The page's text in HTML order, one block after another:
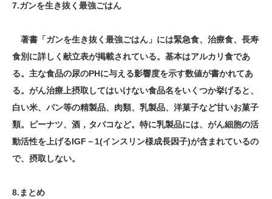
7.ガンを生き抜く最強ごはん
著書「ガンを生き抜く最強ごはん」には緊急食、治療食、長寿
食別に詳しく献立表が掲載されている。基本はアルカリ食であ
る。主な食品の尿のPHに与える影響度を示す数値が書かれてあ
る。がん治療上摂取してはいけない食品名をいくつか挙げると、
白い米、パン等の精製品、肉類、乳製品、洋菓子など甘いお菓子
類。ピーナツ、酒，タバコなど。特に乳製品には、がん細胞の活
動活性を上げるIGF－1(インスリン様成長因子)が含まれているの
で、摂取しない。
8.まとめ